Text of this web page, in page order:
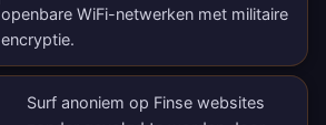
openbare WiFi-netwerken met militaire
encryptie.
Surf anoniem op Finse websites